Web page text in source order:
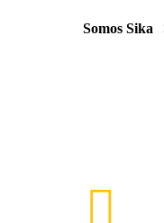
Somos Sika